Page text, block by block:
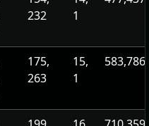
232
1
175,
263
15,
1
583,786